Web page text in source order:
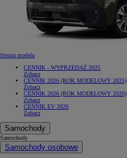
Strona modelu
CENNIK - WYPRZEDAŻ 2025
Zobacz
CENNIK 2026 (ROK MODELOWY 2025)
Zobacz
CENNIK 2026 (ROK MODELOWY 2026)
Zobacz
CENNIK EV 2026
Zobacz
Samochody
Samochody
Samochody osobowe